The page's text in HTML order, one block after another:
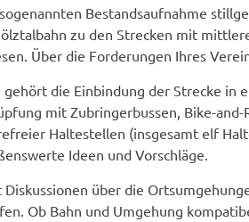
Bestandsaufnahme
zu den Strecken mit
Über die Forderungen Ihres
gehört die Einbindung der Strecke in
mit Zubringerbussen, Bike-
Haltestellen (insgesamt elf
Ideen und Vorschläge.
Diskussionen über die
Ob Bahn und Umgehung